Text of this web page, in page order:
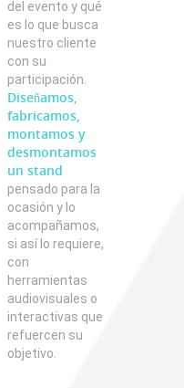
del evento y qué
es lo que busca
nuestro cliente
con su
participación.
Diseñamos,
fabricamos,
montamos y
desmontamos
un stand
pensado para la
ocasión y lo
acompañamos,
si así lo requiere,
con
herramientas
audiovisuales o
interactivas que
refuercen su
objetivo.